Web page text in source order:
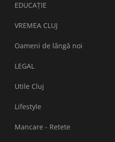
EDUCAȚIE
VREMEA CLUJ
Oameni de lângă noi
LEGAL
Utile Cluj
Lifestyle
Mancare - Retete